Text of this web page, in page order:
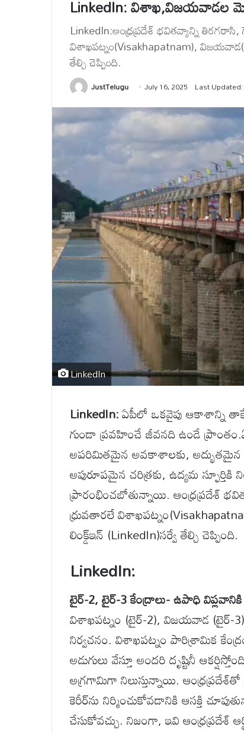
LinkedIn: విశాఖ,విజయవాడల
LinkedIn:ఆంధ్రప్రదేశ్ భవితవ్యాన్ని
విశాఖపట్నం(Visakhapatnam),
తేల్చి చెప్పింది.
JustTelugu July 16, 2025 Last
LinkedIn
LinkedIn:ఏపీలో ఒకవైపు ఆకాశాన్ని
గుండా ప్రవహించే జీవనది ఉండే
అపరిమితమైన అవకాశాలకు, అద్భుతమైన
అపురూపమైన చరిత్రకు, ఉద్యమ
ప్రారంభించబోతున్నాయి. ఆంధ్రప్రదేశ్
ధ్రువతారలే
లింక్డ్‌ఇన్ (LinkedIn)సర్వే తేల్చి చెప్పింది.
LinkedIn:
టైర్-2, టైర్-3 కేంద్రాలు- ఉపాధి
విశాఖపట్నం (టైర్-2), విజయవాడ (టైర్-3)
నిర్వచనం. విశాఖపట్నం పారిశ్రామిక
అడుగులు వేస్తూ అందరి దృష్టినీ
అగ్రగామిగా నిలుస్తున్నాయి.
కెరీర్‌ను నిర్మించుకోవడానికి ఆసక్తి
చేసుకోవచ్చు. నిజంగా, ఇవి ఆంధ్రప్రదేశ్